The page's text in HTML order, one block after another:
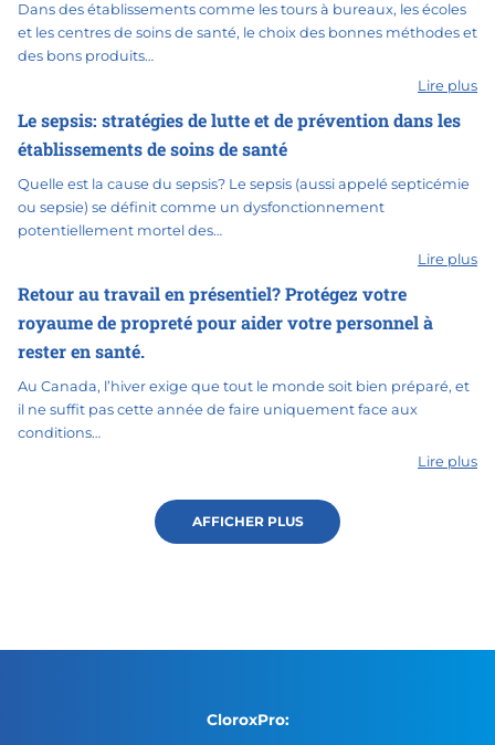
Dans des établissements comme les tours à bureaux, les écoles
et les centres de soins de santé, le choix des bonnes méthodes et
des bons produits…
Lire plus
Le sepsis: stratégies de lutte et de prévention dans les
établissements de soins de santé
Quelle est la cause du sepsis? Le sepsis (aussi appelé septicémie
ou sepsie) se définit comme un dysfonctionnement
potentiellement mortel des…
Lire plus
Retour au travail en présentiel? Protégez votre
royaume de propreté pour aider votre personnel à
rester en santé.
Au Canada, l’hiver exige que tout le monde soit bien préparé, et
il ne suffit pas cette année de faire uniquement face aux
conditions…
Lire plus
AFFICHER PLUS
CloroxPro: